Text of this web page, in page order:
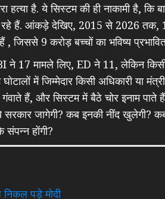
हत्या है. ये सिस्टम की ही नाकामी है, कि
हैं. आंकड़े देखिए, 2015 से 2026 तक,
हैं , जिससे 9 करोड़ बच्चों का भविष्य
ने 17 मामले लिए, ED ने 11, लेकिन
में जिम्मेदार किसी अधिकारी या
गंवाते हैं, और सिस्टम में बैठे चोर इनाम पाते
जागेगी? कब इनकी नींद खुलेगी? कब
होंगी?
पड़े मोदी